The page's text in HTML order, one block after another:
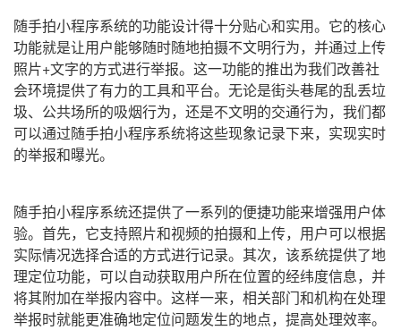
随手拍小程序系统的功能设计得十分贴心和实用。它的核心
功能就是让用户能够随时随地拍摄不文明行为，并通过上传
照片+文字的方式进行举报。这一功能的推出为我们改善社
会环境提供了有力的工具和平台。无论是街头巷尾的乱丢垃
圾、公共场所的吸烟行为，还是不文明的交通行为，我们都
可以通过随手拍小程序系统将这些现象记录下来，实现实时
的举报和曝光。
随手拍小程序系统还提供了一系列的便捷功能来增强用户体
验。首先，它支持照片和视频的拍摄和上传，用户可以根据
实际情况选择合适的方式进行记录。其次，该系统提供了地
理定位功能，可以自动获取用户所在位置的经纬度信息，并
将其附加在举报内容中。这样一来，相关部门和机构在处理
举报时就能更准确地定位问题发生的地点，提高处理效率。